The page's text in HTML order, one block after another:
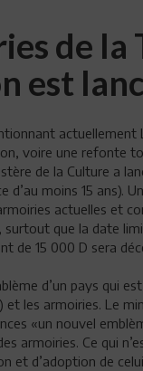
de la
est
actuellement
voire une refonte
de la Culture a
d’au moins 15 ans).
actuelles et
que la date
de 15 000 D sera
d’un pays qui
les armoiries. Le
«un nouvel
armoiries. Ce qui
et d’adoption de